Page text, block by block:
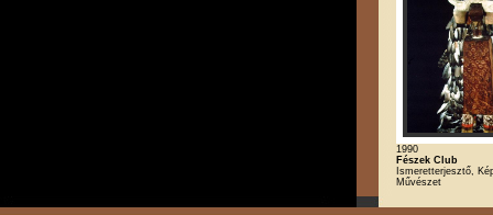
1990
Fészek Club
Ismeretterjesztő,
Művészet